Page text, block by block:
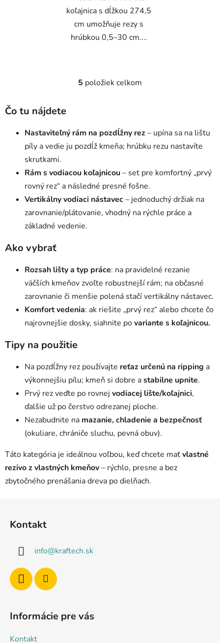
koľajnica s dĺžkou 274,5
cm umožňuje rezy s
hrúbkou 0,5–30 cm....
O
d
a
c
e
p
r
v
k
i
s
u
5 položiek celkom
Čo tu nájdete
Nastaviteľný rám na pozdĺžny rez– upína sa na lištu
píly a vedie ju pozdĺž kmeňa; hrúbku rezu nastavíte
skrutkami.
Rám s vodiacou koľajnicou– set pre komfortný „prvý
rovný rez“ a následné presné fošne.
Vertikálny vodiaci nástavec– jednoduchý držiak na
zarovnanie/plátovanie, vhodný na rýchle práce a
základné vedenie.
Ako vybrať
Rozsah lišty a typ práce: na pravidelné rezanie
väčších kmeňov zvoľte robustnejší rám; na občasné
zarovnanie či menšie polená stačí vertikálny nástavec.
Komfort vedenia: ak riešite „prvý rez“ alebo chcete čo
najrovnejšie dosky, siahnite povariante s koľajnicou.
Tipy na použitie
Na pozdĺžny rez používajte reťaz určenú na ripping a
výkonnejšiu pílu; kmeň si dobre astabilne upnite.
Prvý rez veďte po rovnej vodiacej lište/koľajnici,
ďalšie už po čerstvo odrezanej ploche.
Nezabudnite na mazanie, chladenie a bezpečnosť
(okuliare, chrániče sluchu, pevná obuv).
Táto kategória je ideálnou voľbou, keď chcete maťvlastné
rezivo z vlastných kmeňov– rýchlo, presne a bez
zbytočného prenášania dreva po dielňach.
Kontakt
info@kraftech.sk
Informácie pre vás
Kontakt